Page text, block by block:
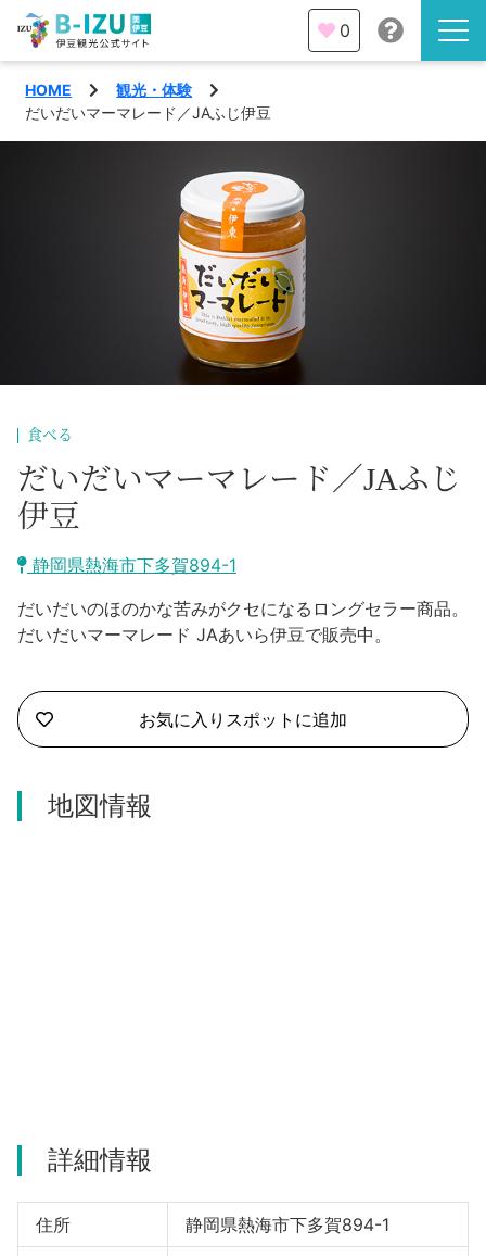
伊豆半島を知る
熱海市
沼津市
三島市
南伊豆町
西伊豆町
伊豆の国市
旅の計画
モデルコース
宿泊・予約
旅程作成
アクセス
合同会社説明会
0
HOME
観光・体験
だいだいマーマレード／JAふじ伊豆
食べる
だいだいマーマレード／JAふじ
伊豆
静岡県熱海市下多賀894-1
だいだいのほのかな苦みがクセになるロングセラー商品。
だいだいマーマレード JAあいら伊豆で販売中。
お気に入りスポットに追加
地図情報
詳細情報
住所 静岡県熱海市下多賀894-1